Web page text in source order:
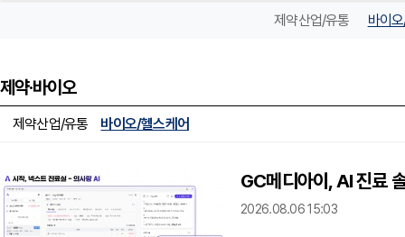
제약산업/유통 바이
제약·바이오
제약산업/유통 바이오/헬스케어
GC메디아이, AI 진료
2026.08.06 15:03